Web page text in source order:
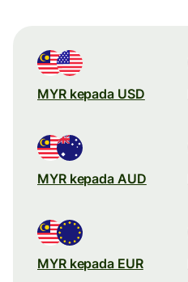
MYR kepada USD
MYR kepada AUD
MYR kepada EUR